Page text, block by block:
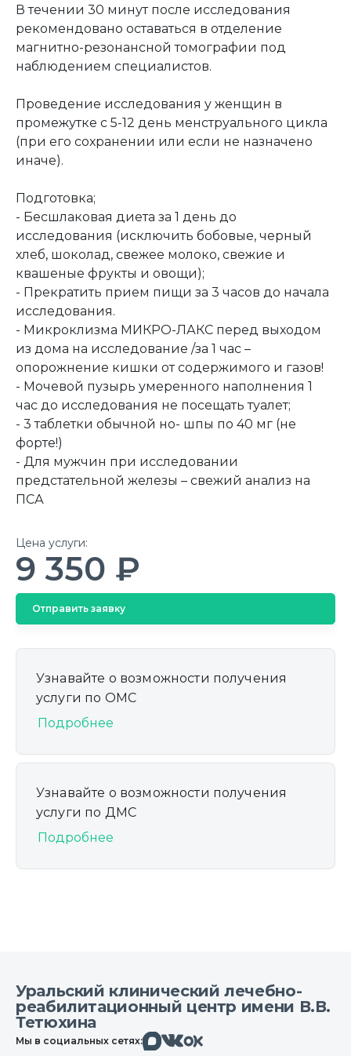
В течении 30 минут после исследования
рекомендовано оставаться в отделение
магнитно-резонансной томографии под
наблюдением специалистов.
Проведение исследования у женщин в
промежутке с 5-12 день менструального цикла
(при его сохранении или если не назначено
иначе).
Подготовка;
- Бесшлаковая диета за 1 день до
исследования (исключить бобовые, черный
хлеб, шоколад, свежее молоко, свежие и
квашеные фрукты и овощи);
- Прекратить прием пищи за 3 часов до начала
исследования.
- Микроклизма МИКРО-ЛАКС перед выходом
из дома на исследование /за 1 час –
опорожнение кишки от содержимого и газов!
- Мочевой пузырь умеренного наполнения 1
час до исследования не посещать туалет;
- 3 таблетки обычной но- шпы по 40 мг (не
форте!)
- Для мужчин при исследовании
предстательной железы – свежий анализ на
ПСА
Цена услуги:
9 350 ₽
Отправить заявку
Узнавайте о возможности получения
услуги по ОМС
Подробнее
Узнавайте о возможности получения
услуги по ДМС
Подробнее
Уральский клинический лечебно-
реабилитационный центр имени В.В.
Тетюхина
Мы в социальных сетях:МаксВконтактеОдноклассники